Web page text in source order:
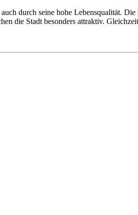
durch seine hohe Lebensqualität.
die Stadt besonders attraktiv.